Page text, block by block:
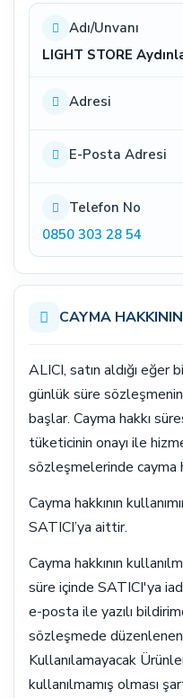
Adı/Unvanı
LIGHT STORE
Adresi
E-Posta Adresi
Telefon No
0850 303 28 54
CAYMA
ALICI, satın aldığı
günlük süre
başlar. Cayma hakkı
tüketicinin onayı ile
sözleşmelerinde cayma
Cayma hakkının
SATICI’ya aittir.
Cayma hakkının
süre içinde SATICI'ya
e-posta ile yazılı
sözleşmede düzenlenen
Kullanılamayacak
kullanılmamış olması